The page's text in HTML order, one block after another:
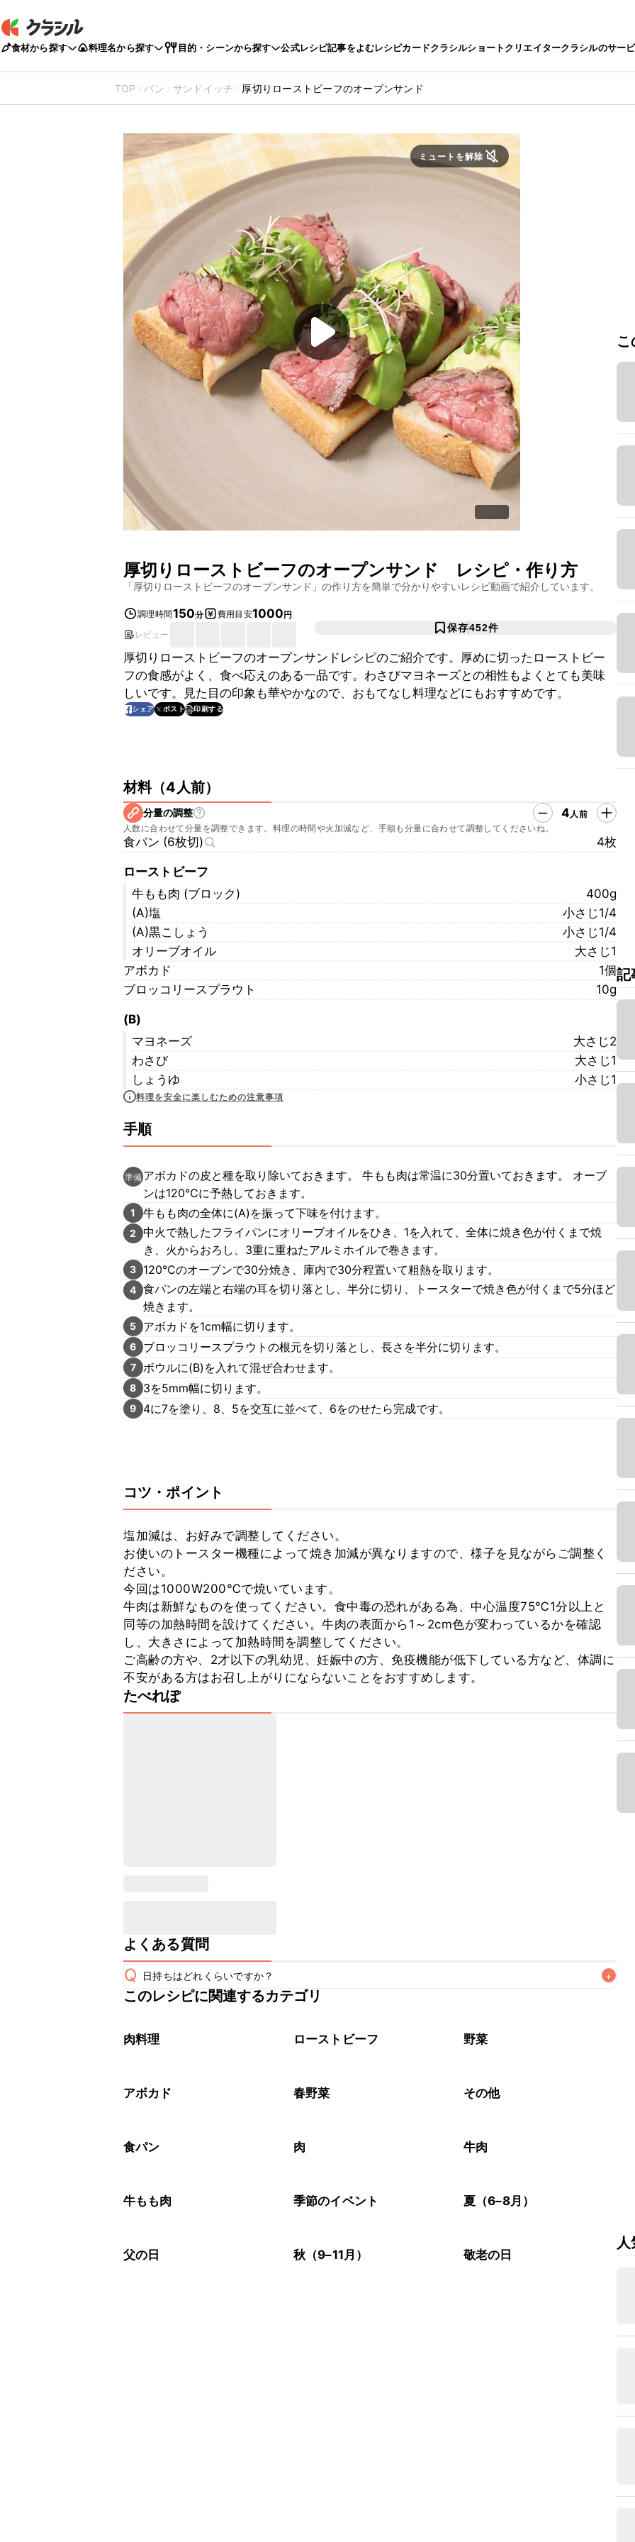
食材から探す 料理名から探す 目的・シーンから探す 公式レシピ記事をよむレシピカードクラシルショートクリエイタークラシルのサー
TOP パン サンドイッチ 厚切りローストビーフのオープンサンド
ミュートを解除
厚切りローストビーフのオープンサンド レシピ・作り方
「厚切りローストビーフのオープンサンド 」の作り方を簡単で分かりやすいレシピ動画で紹介しています。
調理時間150分 費用目安1000円
レビュー
保存452件
厚切りローストビーフのオープンサンドレシピのご紹介です。厚めに切ったローストビー
フの食感がよく、食べ応えのある一品です。わさびマヨネーズとの相性もよくとても美味
しいです。見た目の印象も華やかなので、おもてなし料理などにもおすすめです。
シェア ポスト 印刷する
材料（4人前）
分量の調整 4人前
人数に合わせて分量を調整できます。料理の時間や火加減など、手順も分量に合わせて調整してくださいね。
食パン (6枚切) 4枚
ローストビーフ
牛もも肉 (ブロック)
400g
(A)塩
小さじ1/4
(A)黒こしょう
小さじ1/4
オリーブオイル
大さじ1
アボカド
1個
ブロッコリースプラウト
10g
(B)
マヨネーズ
大さじ2
わさび
大さじ1
しょうゆ
小さじ1
料理を安全に楽しむための注意事項
手順
準備 アボカドの皮と種を取り除いておきます。 牛もも肉は常温に30分置いておきます。 オーブ
ンは120℃に予熱しておきます。
1 牛もも肉の全体に(A)を振って下味を付けます。
2
中火で熱したフライパンにオリーブオイルをひき、1を入れて、全体に焼き色が付くまで焼
き、火からおろし、3重に重ねたアルミホイルで巻きます。
3 120℃のオーブンで30分焼き、庫内で30分程置いて粗熱を取ります。
4 食パンの左端と右端の耳を切り落とし、半分に切り、トースターで焼き色が付くまで5分ほど
焼きます。
5 アボカドを1cm幅に切ります。
6 ブロッコリースプラウトの根元を切り落とし、長さを半分に切ります。
7 ボウルに(B)を入れて混ぜ合わせます。
8 3を5mm幅に切ります。
9 4に7を塗り、8、5を交互に並べて、6をのせたら完成です。
コツ・ポイント
塩加減は、お好みで調整してください。
お使いのトースター機種によって焼き加減が異なりますので、様子を見ながらご調整く
ださい。
今回は1000W200℃で焼いています。
牛肉は新鮮なものを使ってください。食中毒の恐れがある為、中心温度75℃1分以上と
同等の加熱時間を設けてください。牛肉の表面から1～2cm色が変わっているかを確認
し、大きさによって加熱時間を調整してください。
ご高齢の方や、2才以下の乳幼児、妊娠中の方、免疫機能が低下している方など、体調に
不安がある方はお召し上がりにならないことをおすすめします。
たべれぽ
よくある質問
Q 日持ちはどれくらいですか？ +
保存期間は冷蔵で当日中が目安です。なるべくお早めにお召し上がりください。
※日持ちは目安です。
このレシピに関連するカテゴリ
肉料理 ローストビーフ 野菜
アボカド 春野菜 その他
食パン 肉 牛肉
牛もも肉 季節のイベント 夏（6–8月）
父の日 秋（9–11月） 敬老の日
記